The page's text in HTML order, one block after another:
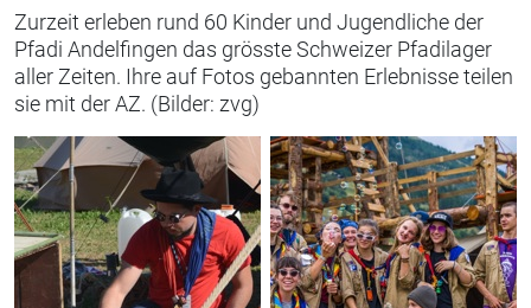
Zurzeit erleben rund 60 Kinder und Jugendliche der
Pfadi Andelfingen das grösste Schweizer Pfadilager
aller Zeiten. Ihre auf Fotos gebannten Erlebnisse teilen
sie mit der AZ. (Bilder: zvg)